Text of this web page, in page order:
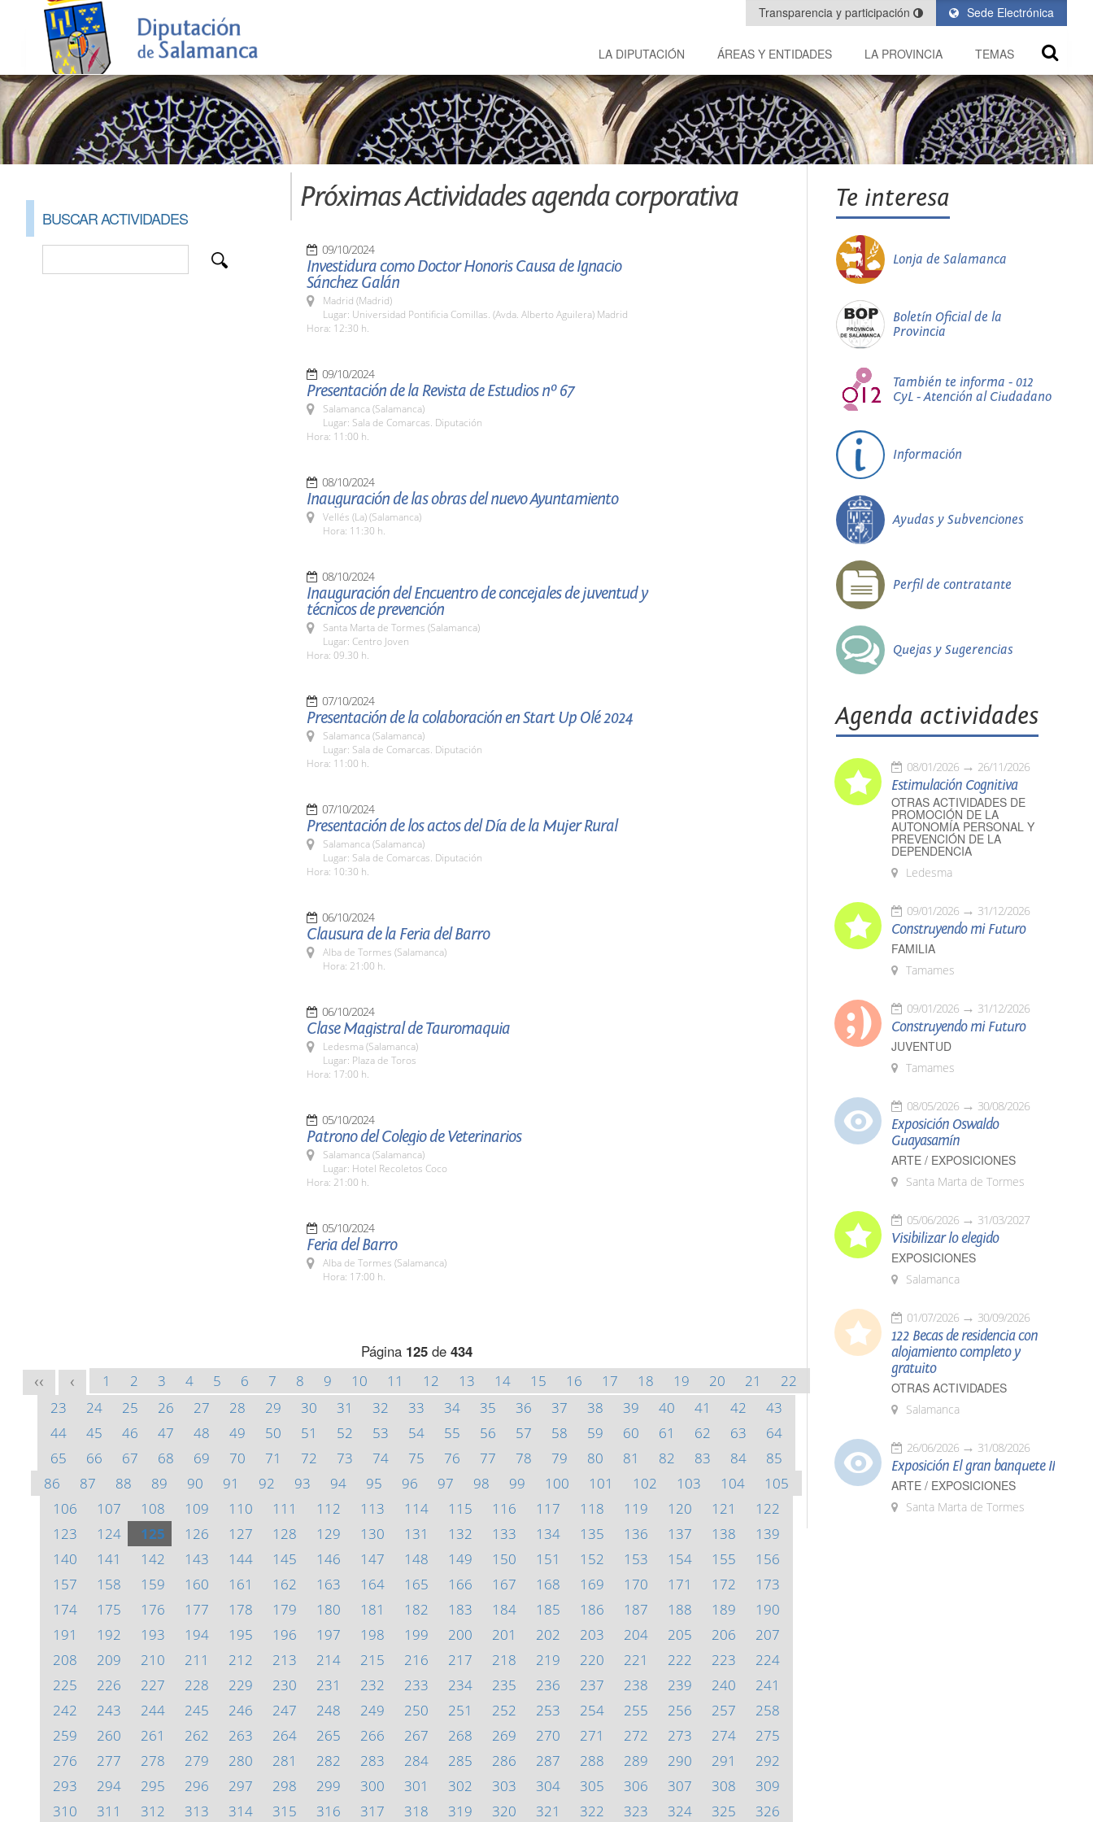
Sede Electrónica
Transparencia y participación
LA DIPUTACIÓN ÁREAS Y ENTIDADES LA PROVINCIA TEMAS
BUSCAR ACTIVIDADES
Próximas Actividades agenda corporativa
09/10/2024
Investidura como Doctor Honoris Causa de Ignacio
Sánchez Galán
Madrid (Madrid)
Lugar: Universidad Pontificia Comillas. (Avda. Alberto Aguilera) Madrid
Hora: 12:30 h.
09/10/2024
Presentación de la Revista de Estudios nº 67
Salamanca (Salamanca)
Lugar: Sala de Comarcas. Diputación
Hora: 11:00 h.
08/10/2024
Inauguración de las obras del nuevo Ayuntamiento
Vellés (La) (Salamanca)
Hora: 11:30 h.
08/10/2024
Inauguración del Encuentro de concejales de juventud y
técnicos de prevención
Santa Marta de Tormes (Salamanca)
Lugar: Centro Joven
Hora: 09.30 h.
07/10/2024
Presentación de la colaboración en Start Up Olé 2024
Salamanca (Salamanca)
Lugar: Sala de Comarcas. Diputación
Hora: 11:00 h.
07/10/2024
Presentación de los actos del Día de la Mujer Rural
Salamanca (Salamanca)
Lugar: Sala de Comarcas. Diputación
Hora: 10:30 h.
06/10/2024
Clausura de la Feria del Barro
Alba de Tormes (Salamanca)
Hora: 21:00 h.
06/10/2024
Clase Magistral de Tauromaquia
Ledesma (Salamanca)
Lugar: Plaza de Toros
Hora: 17:00 h.
05/10/2024
Patrono del Colegio de Veterinarios
Salamanca (Salamanca)
Lugar: Hotel Recoletos Coco
Hora: 21:00 h.
05/10/2024
Feria del Barro
Alba de Tormes (Salamanca)
Hora: 17:00 h.
Página 125de 434
<< < 1 2 3 4 5 6 7 8 9 10 11 12 13 14 15 16 17 18 19 20 21
22
23
24 25 26 27 28 29 30 31 32 33 34 35 36 37 38 39 40 41 42
43
44
45 46 47 48 49 50 51 52 53 54 55 56 57 58 59 60 61 62 63
64
65
66 67 68 69 70 71 72 73 74 75 76 77 78 79 80 81 82 83 84
85
86
87 88 89 90 91 92 93 94 95 96 97 98 99 100 101 102 103 104
105
106
107 108 109 110 111 112 113 114 115 116 117 118 119 120 121
122
123
124 125 126 127 128 129 130 131 132 133 134 135 136 137 138
139
140
141 142 143 144 145 146 147 148 149 150 151 152 153 154 155
156
157
158 159 160 161 162 163 164 165 166 167 168 169 170 171 172
173
174
175 176 177 178 179 180 181 182 183 184 185 186 187 188 189
190
191
192 193 194 195 196 197 198 199 200 201 202 203 204 205 206
207
208
209 210 211 212 213 214 215 216 217 218 219 220 221 222 223
224
225
226 227 228 229 230 231 232 233 234 235 236 237 238 239 240
241
242
243 244 245 246 247 248 249 250 251 252 253 254 255 256 257
258
259
260 261 262 263 264 265 266 267 268 269 270 271 272 273 274
275
276
277 278 279 280 281 282 283 284 285 286 287 288 289 290 291
292
293
294 295 296 297 298 299 300 301 302 303 304 305 306 307 308
309
310
311 312 313 314 315 316 317 318 319 320 321 322 323 324 325 326
Te interesa
Lonja de Salamanca
Boletín Oficial de la
Provincia
También te informa - 012
CyL - Atención al Ciudadano
Información
Ayudas y Subvenciones
Perfil de contratante
Quejas y Sugerencias
Agenda actividades
08/01/2026 26/11/2026
Estimulación Cognitiva
OTRAS ACTIVIDADES DE
PROMOCIÓN DE LA
AUTONOMÍA PERSONAL Y
PREVENCIÓN DE LA
DEPENDENCIA
Ledesma
09/01/2026 31/12/2026
Construyendo mi Futuro
FAMILIA
Tamames
09/01/2026 31/12/2026
Construyendo mi Futuro
JUVENTUD
Tamames
08/05/2026 30/08/2026
Exposición Oswaldo
Guayasamín
ARTE / EXPOSICIONES
Santa Marta de Tormes
05/06/2026 31/03/2027
Visibilizar lo elegido
EXPOSICIONES
Salamanca
01/07/2026 30/09/2026
122 Becas de residencia con
alojamiento completo y
gratuito
OTRAS ACTIVIDADES
Salamanca
26/06/2026 31/08/2026
Exposición El gran banquete II
ARTE / EXPOSICIONES
Santa Marta de Tormes